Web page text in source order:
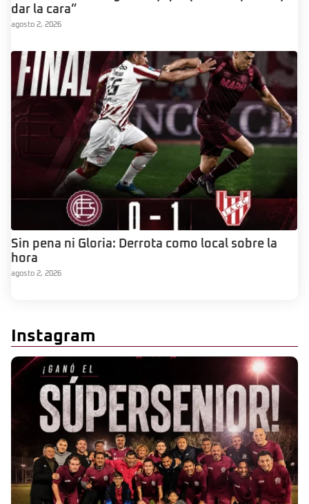
dar la cara”
agosto 2, 2026
Sin pena ni Gloria: Derrota como local sobre la
hora
agosto 2, 2026
Instagram